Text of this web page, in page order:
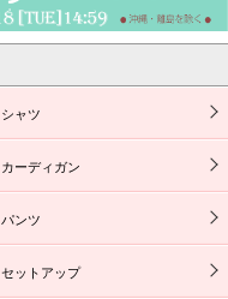
シャツ
カーディガン
パンツ
セットアップ